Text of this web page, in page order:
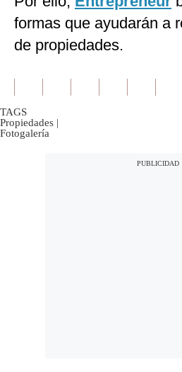
formas que ayudarán a
de propiedades.
TAGS
Propiedades |
Fotogalería